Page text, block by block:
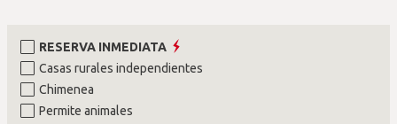
RESERVA INMEDIATA
Casas rurales independientes
Chimenea
Permite animales